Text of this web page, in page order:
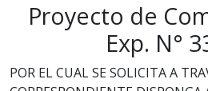
Proyecto de
Exp. N°
POR EL CUAL SE SOLICITA A